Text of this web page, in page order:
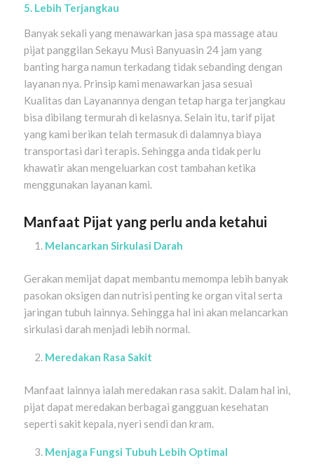
5. Lebih Terjangkau
Banyak sekali yang menawarkan jasa spa massage atau
pijat panggilan Sekayu Musi Banyuasin 24 jam yang
banting harga namun terkadang tidak sebanding dengan
layanan nya. Prinsip kami menawarkan jasa sesuai
Kualitas dan Layanannya dengan tetap harga terjangkau
bisa dibilang termurah di kelasnya. Selain itu, tarif pijat
yang kami berikan telah termasuk di dalamnya biaya
transportasi dari terapis. Sehingga anda tidak perlu
khawatir akan mengeluarkan cost tambahan ketika
menggunakan layanan kami.
Manfaat Pijat yang perlu anda ketahui
Melancarkan Sirkulasi Darah
Gerakan memijat dapat membantu memompa lebih banyak
pasokan oksigen dan nutrisi penting ke organ vital serta
jaringan tubuh lainnya. Sehingga hal ini akan melancarkan
sirkulasi darah menjadi lebih normal.
Meredakan Rasa Sakit
Manfaat lainnya ialah meredakan rasa sakit. Dalam hal ini,
pijat dapat meredakan berbagai gangguan kesehatan
seperti sakit kepala, nyeri sendi dan kram.
Menjaga Fungsi Tubuh Lebih Optimal